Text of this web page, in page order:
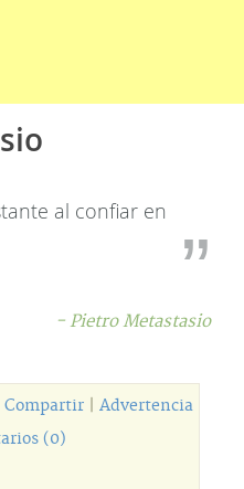
al confiar en
- Pietro Metastasio
Compartir| Advertencia
(0)